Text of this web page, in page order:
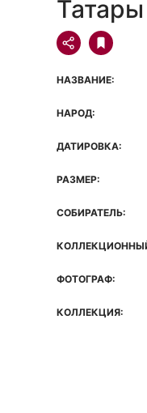
НАЗВАНИЕ:
НАРОД:
ДАТИРОВКА:
РАЗМЕР:
СОБИРАТЕЛЬ:
ФОТОГРАФ:
КОЛЛЕКЦИЯ: